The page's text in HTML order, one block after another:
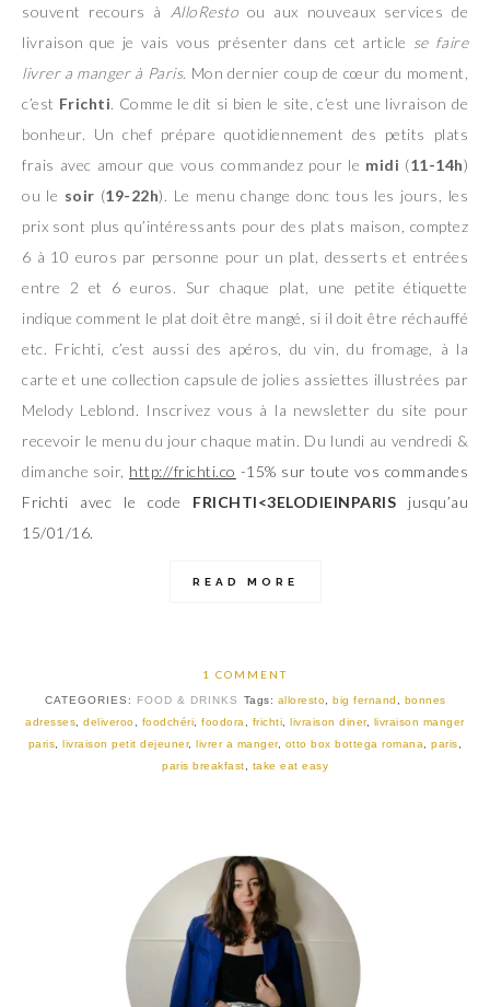
souvent recours à AlloResto ou aux nouveaux services de
livraison que je vais vous présenter dans cet article se faire
livrer a manger à Paris. Mon dernier coup de cœur du moment,
c’est Frichti. Comme le dit si bien le site, c’est une livraison de
bonheur. Un chef prépare quotidiennement des petits plats
frais avec amour que vous commandez pour le midi (11-14h)
ou le soir (19-22h). Le menu change donc tous les jours, les
prix sont plus qu’intéressants pour des plats maison, comptez
6 à 10 euros par personne pour un plat, desserts et entrées
entre 2 et 6 euros. Sur chaque plat, une petite étiquette
indique comment le plat doit être mangé, si il doit être réchauffé
etc. Frichti, c’est aussi des apéros, du vin, du fromage, à la
carte et une collection capsule de jolies assiettes illustrées par
Melody Leblond. Inscrivez vous à la newsletter du site pour
recevoir le menu du jour chaque matin. Du lundi au vendredi &
dimanche soir, http://frichti.co -15% sur toute vos commandes
Frichti avec le code FRICHTI<3ELODIEINPARIS jusqu’au
15/01/16.
READ MORE
1 COMMENT
CATEGORIES: FOOD & DRINKS Tags: alloresto big fernand
bonnes
adresses ,deliveroo foodchéri ,foodora frichti ,livraison diner, livraison manger
paris ,livraison petit dejeuner,livrer a manger, otto box bottega romana ,paris
paris breakfast
take eat easy